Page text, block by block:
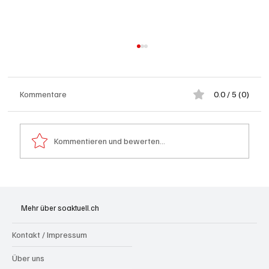
Kommentare 0.0 / 5 (0)
Kommentieren und bewerten...
Mehr über soaktuell.ch
Kontakt / Impressum
Über uns